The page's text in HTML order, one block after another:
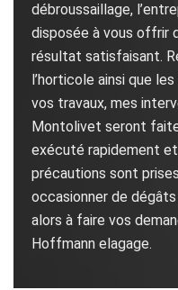
débroussaillage,
disposée à vous offrir
résultat satisfaisant.
l’horticole ainsi que
vos travaux, mes
Montolivet seront
exécuté rapidement
précautions sont
occasionner de
alors à faire vos
Hoffmann elagage.